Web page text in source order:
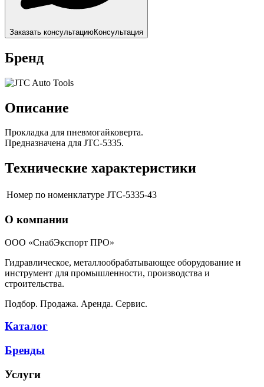
Заказать консультациюКонсультация
Бренд
Описание
Прокладка для пневмогайковерта.
Предназначена для JTC-5335.
Технические характеристики
Номер по номенклатуре JTC-5335-43
О компании
ООО «СнабЭкспорт ПРО»
Гидравлическое, металлообрабатывающее оборудование и
инструмент для промышленности, производства и
строительства.
Подбор. Продажа. Аренда. Сервис.
Каталог
Бренды
Услуги